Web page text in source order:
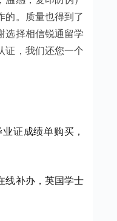
的。质量也得到了
选择相信锐通留学
证，我们还您一个
证成绩单购买，
线补办，英国学士